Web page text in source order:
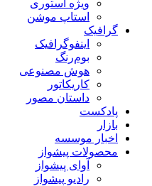
ویژه استوری
استاپ موشن
گرافیک
اینفوگرافیک
بوم‌رنگ
هوش مصنوعی
کاریکاتور
داستان مصور
پادکست
بازار
اخبار موسسه
محصولات پیشواز
آوای پیشواز
رادیو پیشواز